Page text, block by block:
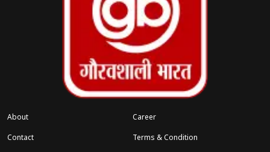
About
Career
Contact
Terms & Condition